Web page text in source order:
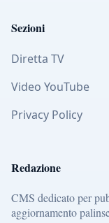
Sezioni
Diretta TV
Video YouTube
Privacy Policy
Redazione
CMS dedicato per
aggiornamento